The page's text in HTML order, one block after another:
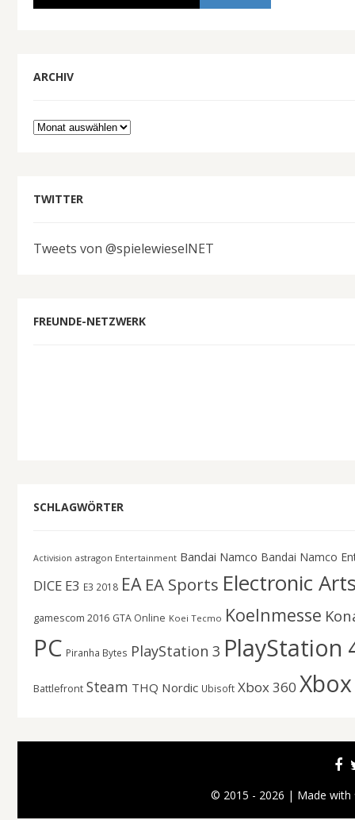
ARCHIV
Archiv
TWITTER
Tweets von @spielewieselNET
FREUNDE-NETZWERK
SCHLAGWÖRTER
Activision astragon Entertainment Bandai Namco Bandai Namco
DICE E3 E3 2018 EA EA Sports Electronic
gamescom 2016 GTA Online Koei Tecmo Koelnmesse
PC Piranha Bytes PlayStation 3 PlayStation
Battlefront Steam THQ Nordic Ubisoft Xbox 360
© 2015 - 2026 | Made